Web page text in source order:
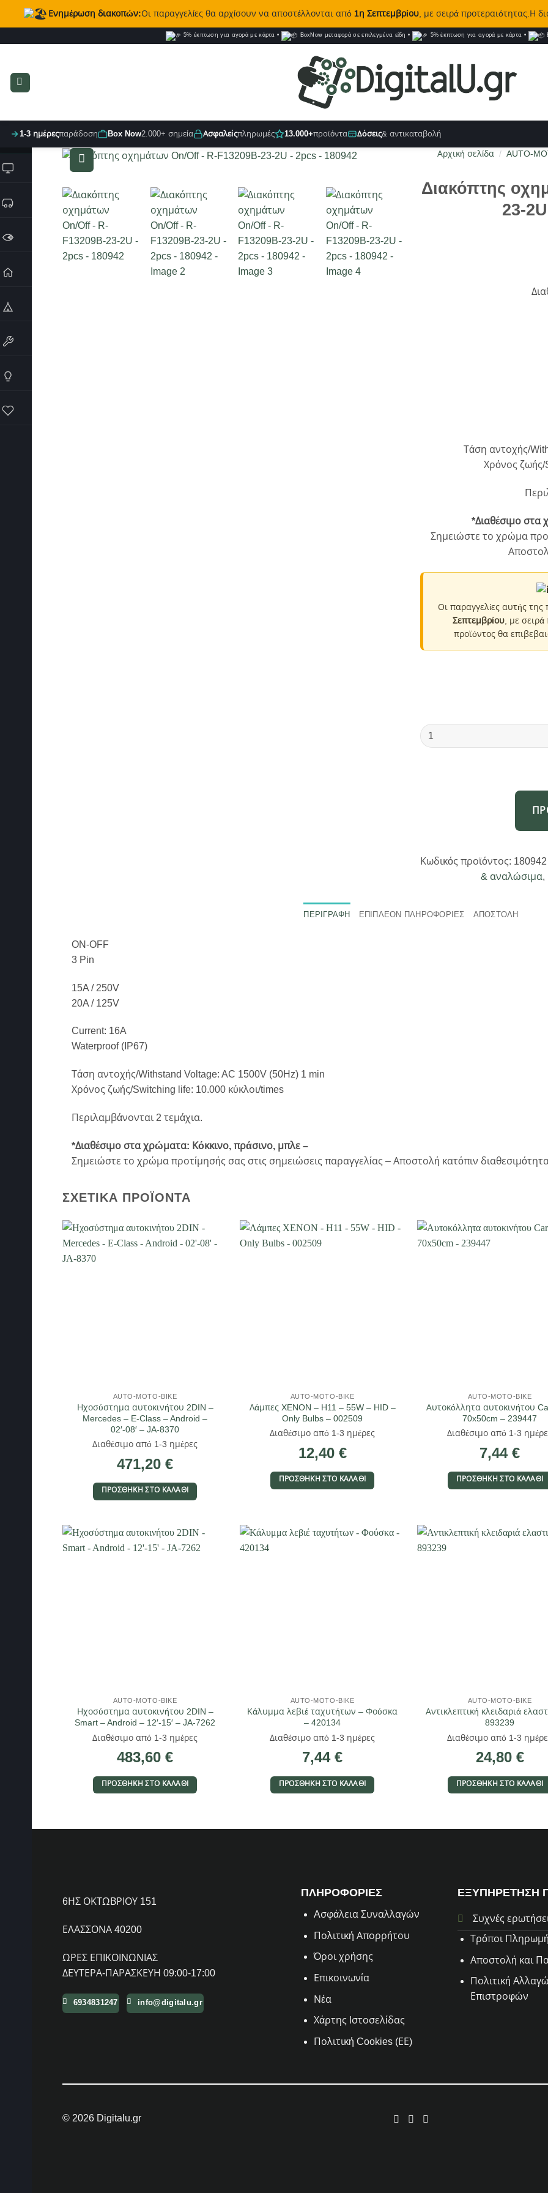
Ενημέρωση διακοπών:Οι παραγγελίες θα αρχίσουν να αποστέλλονται από 1η Σεπτεμβρίου , με σειρά προτεραιότητας.Η
5% έκπτωση για αγορά με κάρτα • BoxNow μεταφορά σε επιλεγμένα είδη • 5% έκπτωση για αγορά με κάρτα •
1-3 ημέρεςπαράδοση Box Now2.000+ σημεία Ασφαλείςπληρωμές 13.000+προϊόντα Δόσεις& αντικαταβολή
Αρχική σελίδα / AUTO-
Διακόπτης
23-
Τάση αντοχής/
Χρόνος ζωής/
*Διαθέσιμο στα
Σημειώστε το χρώμα
Οι παραγγελίες αυτής
Σεπτεμβρίου, με σειρά
προϊόντος θα
Διακόπτης
οχημάτων
2pcs
Κωδικός προϊόντος: 180942
& αναλώσιμα,
ΠΕΡΙΓΡΑΦΉ ΕΠΙΠΛΈΟΝ ΠΛΗΡΟΦΟΡΊΕΣ ΑΠΟΣΤΟΛΗ
ON-OFF
3 Pin
15A / 250V
20A / 125V
Current: 16A
Waterproof (IP67)
Τάση αντοχής/Withstand Voltage: AC 1500V (50Hz) 1 min
Χρόνος ζωής/Switching life: 10.000 κύκλοι/times
Περιλαμβάνονται 2 τεμάχια.
*Διαθέσιμο στα χρώματα: Κόκκινο, πράσινο, μπλε –
Σημειώστε το χρώμα προτίμησής σας στις σημειώσεις παραγγελίας – Αποστολή κατόπιν
ΣΧΕΤΙΚΆ ΠΡΟΪΌΝΤΑ
AUTO-MOTO-BIKE
Ηχοσύστημα αυτοκινήτου 2DIN –
Mercedes – E-Class – Android –
02′-08′ – JA-8370
Διαθέσιμο από 1-3 ημέρες
471,20 €
ΠΡΟΣΘΉΚΗ ΣΤΟ ΚΑΛΆΘΙ
AUTO-MOTO-BIKE
Λάμπες XENON – H11 – 55W – HID –
Only Bulbs – 002509
Διαθέσιμο από 1-3 ημέρες
12,40 €
ΠΡΟΣΘΉΚΗ ΣΤΟ ΚΑΛΆΘΙ
AUTO-MOTO-BIKE
Αυτοκόλλητα αυτοκινήτου
70x50cm – 239447
Διαθέσιμο από 1-3
7,44 €
ΠΡΟΣΘΉΚΗ ΣΤΟ ΚΑΛΆΘΙ
AUTO-MOTO-BIKE
Ηχοσύστημα αυτοκινήτου 2DIN –
Smart – Android – 12′-15′ – JA-7262
Διαθέσιμο από 1-3 ημέρες
483,60 €
ΠΡΟΣΘΉΚΗ ΣΤΟ ΚΑΛΆΘΙ
AUTO-MOTO-BIKE
Κάλυμμα λεβιέ ταχυτήτων – Φούσκα
– 420134
Διαθέσιμο από 1-3 ημέρες
7,44 €
ΠΡΟΣΘΉΚΗ ΣΤΟ ΚΑΛΆΘΙ
AUTO-MOTO-BIKE
Αντικλεπτική κλειδαριά
893239
Διαθέσιμο από 1-3
24,80 €
ΠΡΟΣΘΉΚΗ ΣΤΟ ΚΑΛΆΘΙ
6ΗΣ ΟΚΤΩΒΡΙΟΥ 151
ΕΛΑΣΣΟΝΑ 40200
ΩΡΕΣ ΕΠΙΚΟΙΝΩΝΙΑΣ
ΔΕΥΤΕΡΑ-ΠΑΡΑΣΚΕΥΗ 09:00-17:00
6934831247 info@digitalu.gr
ΠΛΗΡΟΦΟΡΙΕΣ
Aσφάλεια Συναλλαγών
Πολιτική Απορρήτου
Όροι χρήσης
Επικοινωνία
Νέα
Χάρτης Ιστοσελίδας
Πολιτική Cookies (ΕΕ)
ΕΞΥΠΗΡΕΤΗΣΗ
Συχνές
Τρόποι
Αποστολή και
Πολιτική
Επιστροφών
© 2026 Digitalu.gr